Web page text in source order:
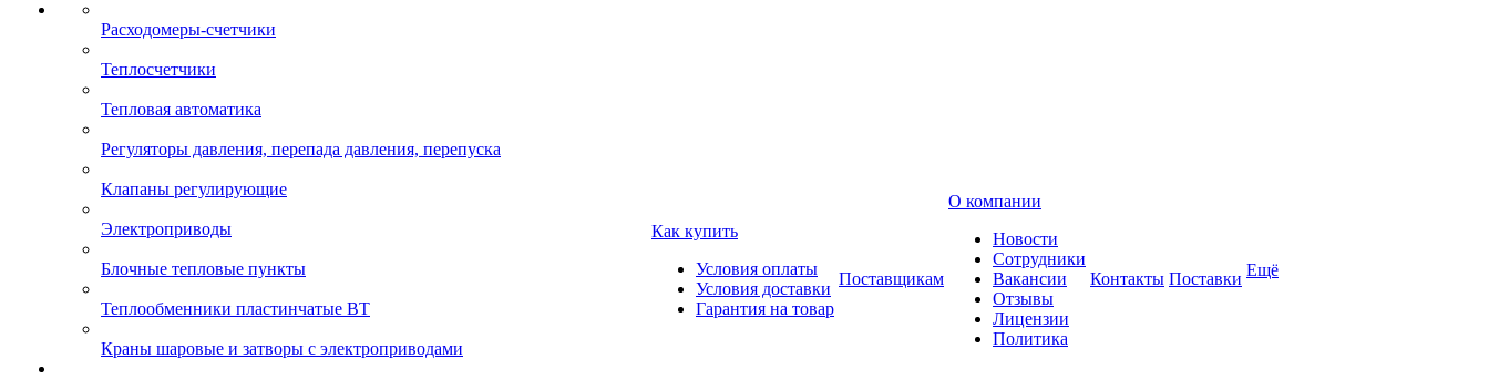
Расходомеры-счетчики
Теплосчетчики
Тепловая автоматика
Регуляторы давления, перепада давления, перепуска
Клапаны регулирующие
Электроприводы
Блочные тепловые пункты
Теплообменники пластинчатые ВТ
Краны шаровые и затворы с электроприводами
Как купить
Условия оплаты
Условия доставки
Гарантия на товар
Поставщикам
О компании
Новости
Сотрудники
Вакансии
Отзывы
Лицензии
Политика
Контакты Поставки Ещё